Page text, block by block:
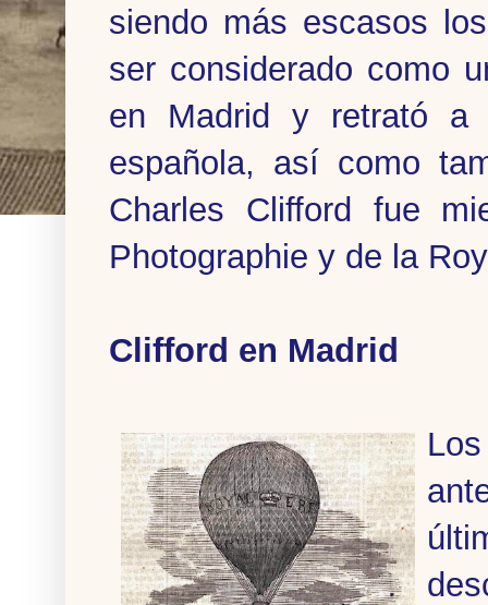
siendo más escasos
ser considerado como
en Madrid y retrató
española, así como
Charles Clifford fue
Photographie y de la
Clifford en Madrid